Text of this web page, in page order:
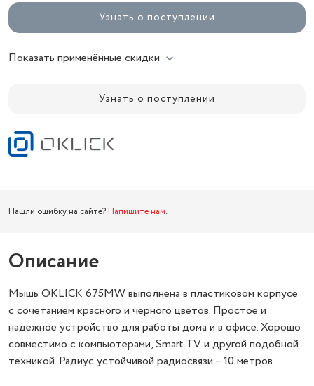
Узнать о поступлении
Показать применённые скидки
Узнать о поступлении
Нашли ошибку на сайте? Напишите нам.
Описание
Мышь OKLICK 675MW выполнена в пластиковом корпусе
с сочетанием красного и черного цветов. Простое и
надежное устройство для работы дома и в офисе. Хорошо
совместимо с компьютерами, Smart TV и другой подобной
техникой. Радиус устойчивой радиосвязи – 10 метров.